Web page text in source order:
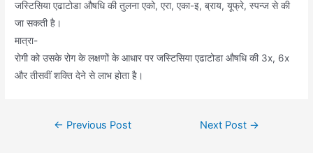
जस्टिसिया एढाटोडा औषधि की तुलना एको, एरा, एका-इ, ब्राय, यूफ्रे, स्पन्ज से की
जा सकती है।
मात्रा-
रोगी को उसके रोग के लक्षणों के आधार पर जस्टिसिया एढाटोडा औषधि की 3x, 6x
और तीसवीं शक्ति देने से लाभ होता है।
Post← Previous Post Next Post →